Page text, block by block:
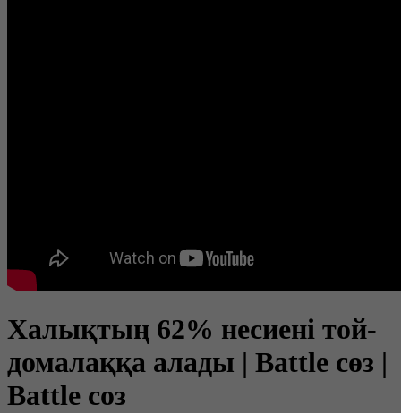
Халықтың 62% несиені той-
домалаққа алады | Battle сөз |
Battle соз